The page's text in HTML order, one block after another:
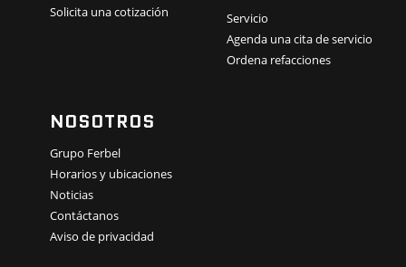
Solicita una cotización
Servicio
Agenda una cita de servicio
Ordena refacciones
NOSOTROS
Grupo Ferbel
Horarios y ubicaciones
Noticias
Contáctanos
Aviso de privacidad